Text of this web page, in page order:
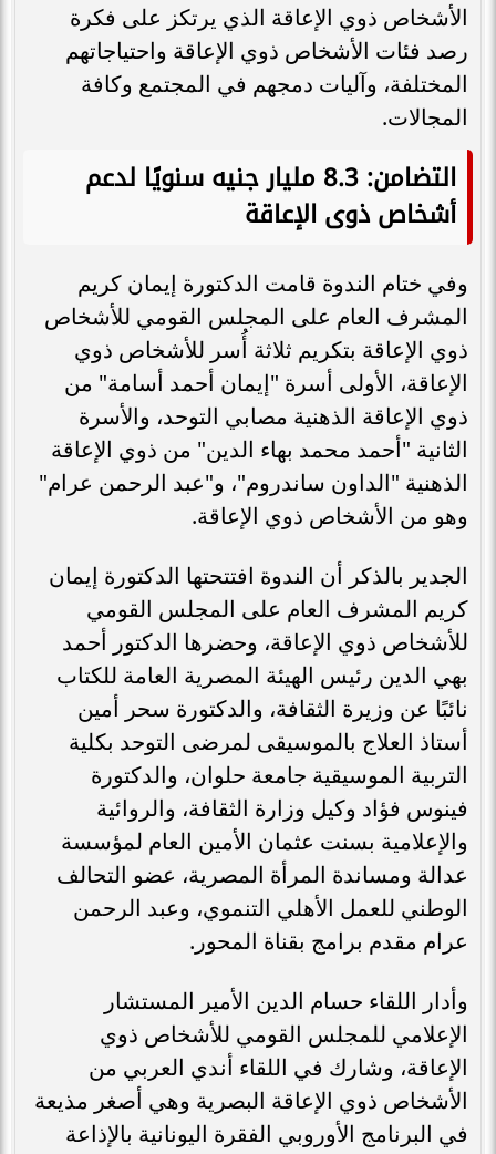
الأشخاص ذوي الإعاقة الذي يرتكز على فكرة
رصد فئات الأشخاص ذوي الإعاقة واحتياجاتهم
المختلفة، وآليات دمجهم في المجتمع وكافة
المجالات.
التضامن: 8.3 مليار جنيه سنويًا لدعم
أشخاص ذوى الإعاقة
وفي ختام الندوة قامت الدكتورة إيمان كريم
المشرف العام على المجلس القومي للأشخاص
ذوي الإعاقة بتكريم ثلاثة أُسر للأشخاص ذوي
الإعاقة، الأولى أسرة "إيمان أحمد أسامة" من
ذوي الإعاقة الذهنية مصابي التوحد، والأسرة
الثانية "أحمد محمد بهاء الدين" من ذوي الإعاقة
الذهنية "الداون ساندروم"، و"عبد الرحمن عرام"
وهو من الأشخاص ذوي الإعاقة.
الجدير بالذكر أن الندوة افتتحتها الدكتورة إيمان
كريم المشرف العام على المجلس القومي
للأشخاص ذوي الإعاقة، وحضرها الدكتور أحمد
بهي الدين رئيس الهيئة المصرية العامة للكتاب
نائبًا عن وزيرة الثقافة، والدكتورة سحر أمين
أستاذ العلاج بالموسيقى لمرضى التوحد بكلية
التربية الموسيقية جامعة حلوان، والدكتورة
فينوس فؤاد وكيل وزارة الثقافة، والروائية
والإعلامية بسنت عثمان الأمين العام لمؤسسة
عدالة ومساندة المرأة المصرية، عضو التحالف
الوطني للعمل الأهلي التنموي، وعبد الرحمن
عرام مقدم برامج بقناة المحور.
وأدار اللقاء حسام الدين الأمير المستشار
الإعلامي للمجلس القومي للأشخاص ذوي
الإعاقة، وشارك في اللقاء أندي العربي من
الأشخاص ذوي الإعاقة البصرية وهي أصغر مذيعة
في البرنامج الأوروبي الفقرة اليونانية بالإذاعة